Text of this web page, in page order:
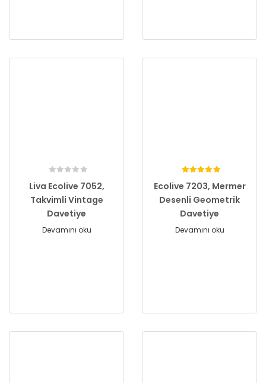
Liva Ecolive 7052,
Takvimli Vintage
Davetiye
Devamını oku
Ecolive 7203, Mermer
Desenli Geometrik
Davetiye
Devamını oku